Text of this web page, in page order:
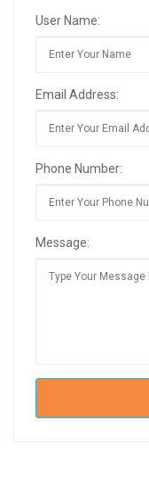
User Name:
Email Address:
Phone Number:
Message: